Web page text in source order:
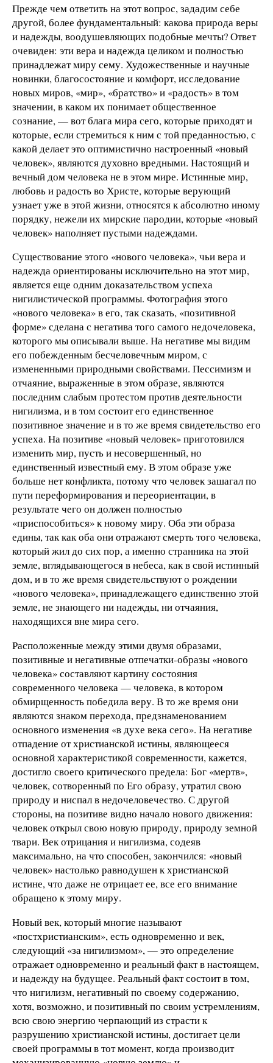
Прежде чем ответить на этот вопрос, зададим себе
другой, более фундаментальный: какова природа веры
и надежды, воодушевляющих подобные мечты? Ответ
очевиден: эти вера и надежда целиком и полностью
принадлежат миру сему. Художественные и научные
новинки, благосостояние и комфорт, исследование
новых миров, «мир», «братство» и «радость» в том
значении, в каком их понимает общественное
сознание, — вот блага мира сего, которые приходят и
которые, если стремиться к ним с той преданностью, с
какой делает это оптимистично настроенный «новый
человек», являются духовно вредными. Настоящий и
вечный дом человека не в этом мире. Истинные мир,
любовь и радость во Христе, которые верующий
узнает уже в этой жизни, относятся к абсолютно иному
порядку, нежели их мирские пародии, которые «новый
человек» наполняет пустыми надеждами.
Существование этого «нового человека», чьи вера и
надежда ориентированы исключительно на этот мир,
является еще одним доказательством успеха
нигилистической программы. Фотография этого
«нового человека» в его, так сказать, «позитивной
форме» сделана с негатива того самого недочеловека,
которого мы описывали выше. На негативе мы видим
его побежденным бесчеловечным миром, с
измененными природными свойствами. Пессимизм и
отчаяние, выраженные в этом образе, являются
последним слабым протестом против деятельности
нигилизма, и в том состоит его единственное
позитивное значение и в то же время свидетельство его
успеха. На позитиве «новый человек» приготовился
изменить мир, пусть и несовершенный, но
единственный известный ему. В этом образе уже
больше нет конфликта, потому что человек зашагал по
пути переформирования и переориентации, в
результате чего он должен полностью
«приспособиться» к новому миру. Оба эти образа
едины, так как оба они отражают смерть того человека,
который жил до сих пор, а именно странника на этой
земле, вглядывающегося в небеса, как в свой истинный
дом, и в то же время свидетельствуют о рождении
«нового человека», принадлежащего единственно этой
земле, не знающего ни надежды, ни отчаяния,
находящихся вне мира сего.
Расположенные между этими двумя образами,
позитивные и негативные отпечатки-образы «нового
человека» составляют картину состояния
современного человека — человека, в котором
обмирщенность победила веру. В то же время они
являются знаком перехода, предзнаменованием
основного изменения «в духе века сего». На негативе
отпадение от христианской истины, являющееся
основной характеристикой современности, кажется,
достигло своего критического предела: Бог «мертв»,
человек, сотворенный по Его образу, утратил свою
природу и ниспал в недочеловечество. С другой
стороны, на позитиве видно начало нового движения:
человек открыл свою новую природу, природу земной
твари. Век отрицания и нигилизма, содеяв
максимально, на что способен, закончился: «новый
человек» настолько равнодушен к христианской
истине, что даже не отрицает ее, все его внимание
обращено к этому миру.
Новый век, который многие называют
«постхристианским», есть одновременно и век,
следующий «за нигилизмом», — это определение
отражает одновременно и реальный факт в настоящем,
и надежду на будущее. Реальный факт состоит в том,
что нигилизм, негативный по своему содержанию,
хотя, возможно, и позитивный по своим устремлениям,
всю свою энергию черпающий из страсти к
разрушению христианской истины, достигает цели
своей программы в тот момент, когда производит